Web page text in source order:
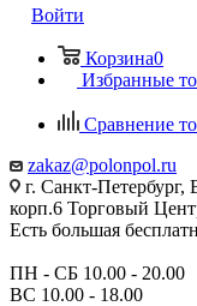
Войти
Корзина0
Избранные
Сравнение
zakaz@polonpol.ru
г. Санкт-Петербург,
корп.6 Торговый
Есть большая
ПН - СБ 10.00 - 20.00
ВС 10.00 - 18.00